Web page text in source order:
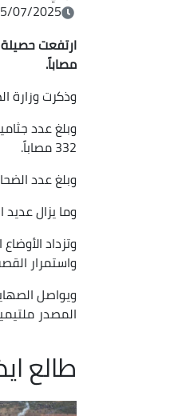
2025 - 14:42
مصاباً.
وذكرت وزارة
332 مصاباً.
وبلغ عدد الضحايا
وما يزال
وتزداد
واستمرار
ويواصل
المصدر
طالع